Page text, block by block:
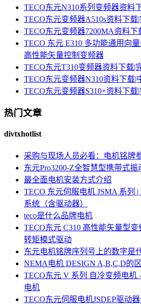
TECO东元N310系列变频器资料
TECO东元变频器A510s资料下载
TECO东元变频器7200MA资料下
TECO 东元 E310 多功能通用向
高性能矢量控制变频器
TECO东元T310变频器资料下载|
TECO东元变频器N310资料下载|
TECO东元变频器S310+资料下载
热门文章
divtxhotlist
采购与现场人员必看：电机铭牌
东元Pro3200-Z全智慧型携带式振
最全面电机安装方式介绍
TECO 东元伺服电机 JSMA 系列 |
系统（含驱动器）
teco是什么品牌电机
TECO东元 C310 高性能矢量型
转矩模式驱动
东元电机铭牌序列号上的数字是
NEMA电机 DESIGN A,B,C,D的
TECO东元 V 系列 自冷变频电
电机
TECO东元伺服电机JSDEP驱动